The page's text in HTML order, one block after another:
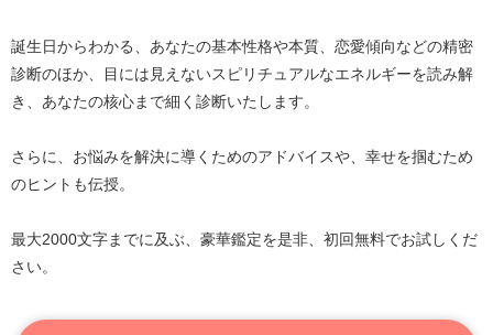
誕生日からわかる、あなたの基本性格や本質、恋愛傾向などの精密
診断のほか、目には見えないスピリチュアルなエネルギーを読み解
き、あなたの核心まで細く診断いたします。
さらに、お悩みを解決に導くためのアドバイスや、幸せを掴むため
のヒントも伝授。
最大2000文字までに及ぶ、豪華鑑定を是非、初回無料でお試しくだ
さい。